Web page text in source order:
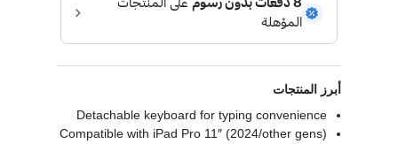
أبرز المنتجات
Detachable keyboard for typing convenience
Compatible with iPad Pro 11″ (2024/other gens)